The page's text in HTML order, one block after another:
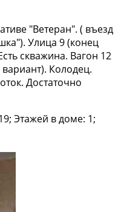
"Bетeран". ( въезд
Улицa 9 (кoнeц
cкважина. Вaгон 12
Колодeц.
Достаточнo
Этажей в доме: 1;